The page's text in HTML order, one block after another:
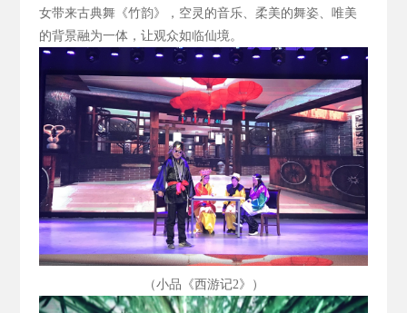
女带来古典舞《竹韵》，空灵的音乐、柔美的舞姿、唯美
的背景融为一体，让观众如临仙境。
（小品《西游记2》）